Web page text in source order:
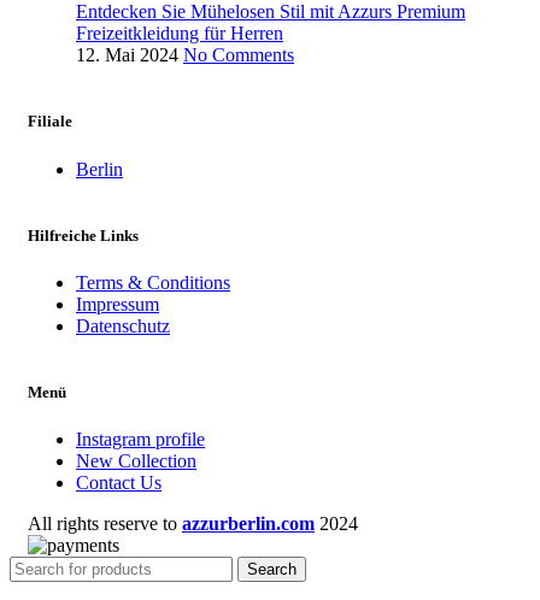
Entdecken Sie Mühelosen Stil mit Azzurs Premium
Freizeitkleidung für Herren
12. Mai 2024 No Comments
Filiale
Berlin
Hilfreiche Links
Terms & Conditions
Impressum
Datenschutz
Menü
Instagram profile
New Collection
Contact Us
All rights reserve to azzurberlin.com 2024
Search